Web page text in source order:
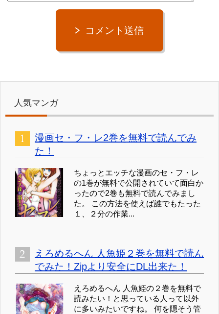
コメント送信
人気マンガ
漫画セ・フ・レ2巻を無料で読んでみ
た！
ちょっとエッチな漫画のセ・フ・レ
の1巻が無料で公開されていて面白か
ったので2巻も無料で読んでみまし
た。 この方法を使えば誰でもたった
１、２分の作業...
えろめるへん 人魚姫２巻を無料で読ん
でみた！Zipより安全にDL出来た！
えろめるへん 人魚姫の２巻を無料で
読みたい！と思っている人って以外
に多いみたいですね。 何を隠そう管